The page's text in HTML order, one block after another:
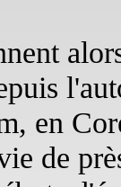
en
de